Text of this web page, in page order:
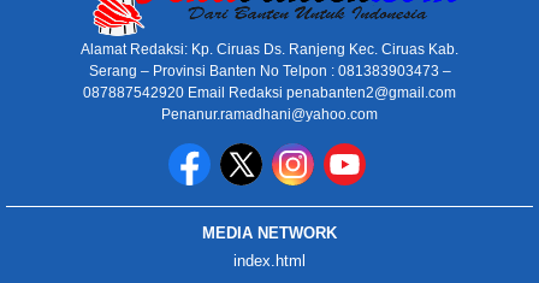
Alamat Redaksi: Kp. Ciruas Ds. Ranjeng Kec. Ciruas Kab.
Serang – Provinsi Banten No Telpon : 081383903473 –
087887542920 Email Redaksi penabanten2@gmail.com
Penanur.ramadhani@yahoo.com
MEDIA NETWORK
index.html